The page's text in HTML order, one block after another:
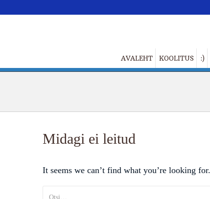
AVALEHT KOOLITUS :)
Midagi ei leitud
It seems we can’t find what you’re looking